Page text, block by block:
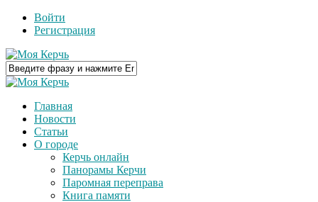
Войти
Регистрация
Главная
Новости
Статьи
О городе
Керчь онлайн
Панорамы Керчи
Паромная переправа
Книга памяти